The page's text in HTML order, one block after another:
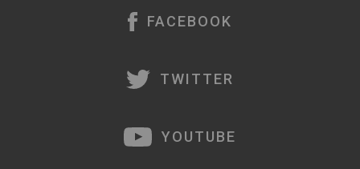
FACEBOOK
TWITTER
YOUTUBE